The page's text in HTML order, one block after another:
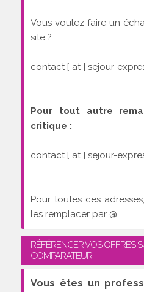
Vous voulez faire un
site ?
contact [ at ] sejour-
Pour tout autre
critique :
contact [ at ] sejour-
Pour toutes ces
les remplacer par @
RÉFÉRENCER VOS OFFRES
COMPARATEUR
Vous êtes un